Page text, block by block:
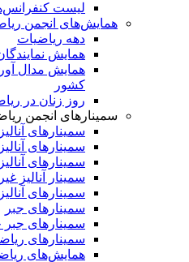
لیست
همایش‌های انجمن
دهه ریاضیات
همایش
همایش مدال
کشور
روز زنان در
سمینارهای انجمن
سمینارهای
سمینارهای
سمینارهای
سمینار آنالیز
سمینارهای
سمینار‌های جبر
سمینارهای
سمینار‌های
همایش‌های